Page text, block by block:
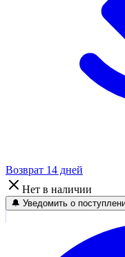
Возврат 14 дней
Нет в наличии
🔔 Уведомить о